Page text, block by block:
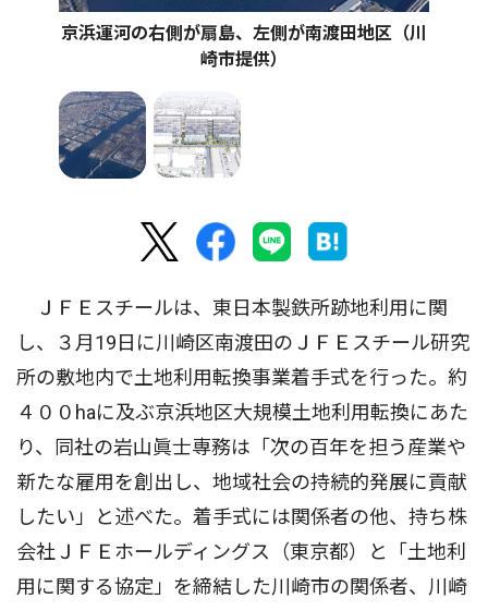
京浜運河の右側が扇島、左側が南渡田地区（川
崎市提供）
ＪＦＥスチールは、東日本製鉄所跡地利用に関
し、３月19日に川崎区南渡田のＪＦＥスチール研究
所の敷地内で土地利用転換事業着手式を行った。約
４００haに及ぶ京浜地区大規模土地利用転換にあた
り、同社の岩山眞士専務は「次の百年を担う産業や
新たな雇用を創出し、地域社会の持続的発展に貢献
したい」と述べた。着手式には関係者の他、持ち株
会社ＪＦＥホールディングス（東京都）と「土地利
用に関する協定」を締結した川崎市の関係者、川崎